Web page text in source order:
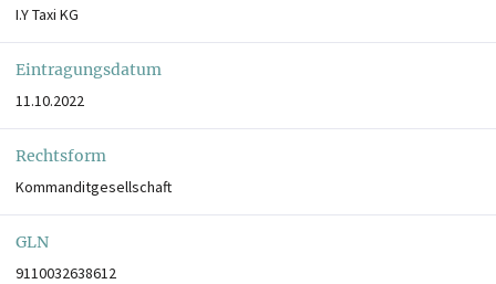
I.Y Taxi KG
Eintragungsdatum
11.10.2022
Rechtsform
Kommanditgesellschaft
GLN
9110032638612